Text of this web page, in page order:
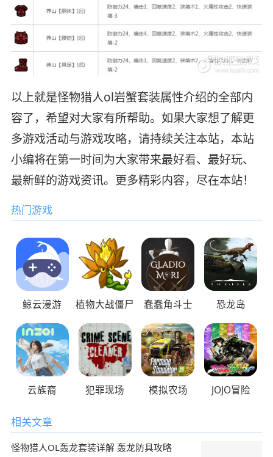
以上就是怪物猎人ol岩蟹套装属性介绍的全部内
容了，希望对大家有所帮助。如果大家想了解更
多游戏活动与游戏攻略，请持续关注本站，本站
小编将在第一时间为大家带来最好看、最好玩、
最新鲜的游戏资讯。更多精彩内容，尽在本站！
热门游戏
鲸云漫游 植物大战僵尸 蠢蠢角斗士 恐龙岛
云族裔 犯罪现场 模拟农场 JOJO冒险
相关文章
怪物猎人OL轰龙套装详解 轰龙防具攻略